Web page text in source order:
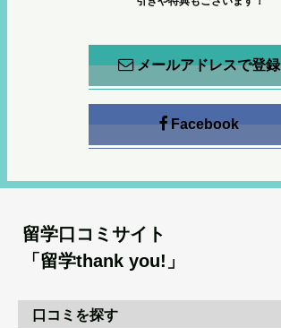
メールアドレスで登録
Facebook
留学口コミサイト
「留学thank you!」
口コミを探す